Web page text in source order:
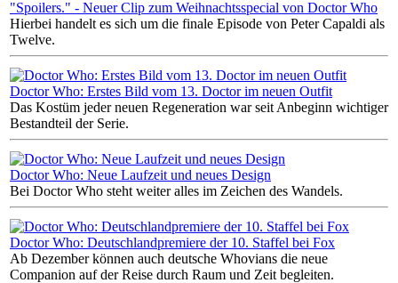
"Spoilers." - Neuer Clip zum Weihnachtsspecial von Doctor Who
Hierbei handelt es sich um die finale Episode von Peter Capaldi als
Twelve.
Doctor Who: Erstes Bild vom 13. Doctor im neuen Outfit
Das Kostüm jeder neuen Regeneration war seit Anbeginn wichtiger
Bestandteil der Serie.
Doctor Who: Neue Laufzeit und neues Design
Bei Doctor Who steht weiter alles im Zeichen des Wandels.
Doctor Who: Deutschlandpremiere der 10. Staffel bei Fox
Ab Dezember können auch deutsche Whovians die neue
Companion auf der Reise durch Raum und Zeit begleiten.